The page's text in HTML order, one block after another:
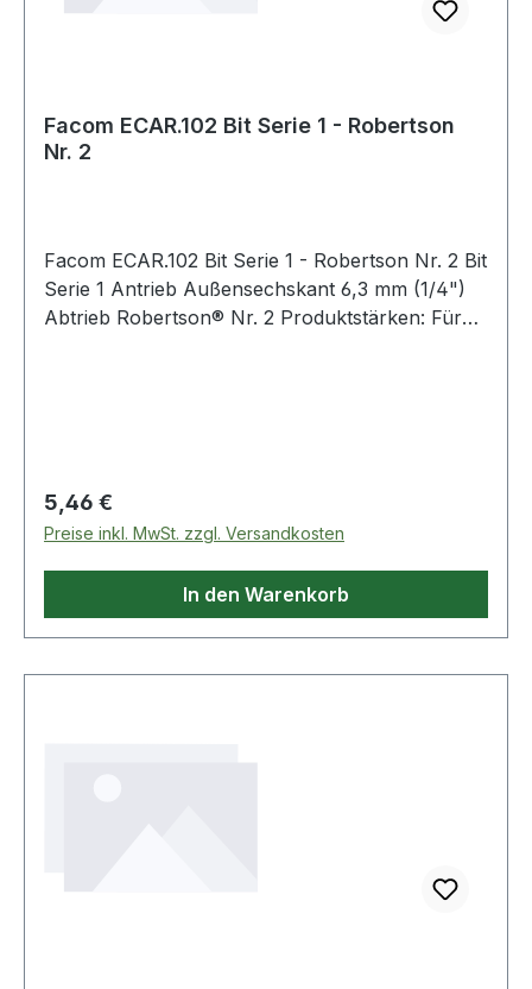
Facom ECAR.102 Bit Serie 1 - Robertson
Nr. 2
Facom ECAR.102 Bit Serie 1 - Robertson Nr. 2 Bit
Serie 1 Antrieb Außensechskant 6,3 mm (1/4")
Abtrieb Robertson® Nr. 2 Produktstärken: Für
Regulärer Preis:
5,46 €
Preise inkl. MwSt. zzgl. Versandkosten
In den Warenkorb